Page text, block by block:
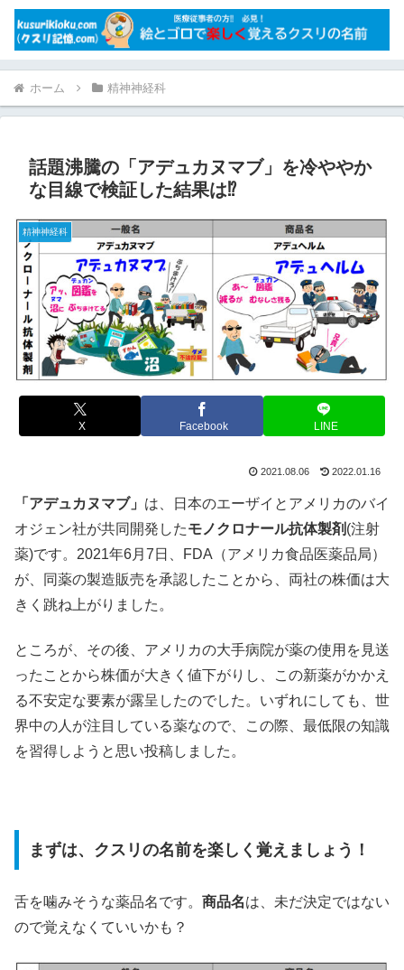
ホーム 精神神経科
話題沸騰の「アデュカヌマブ」を冷ややか
な目線で検証した結果は⁉
精神神経科
X Facebook LINE
2021.08.06 2022.01.16
「アデュカヌマブ」 は、日本のエーザイとアメリカのバイ
オジェン社が共同開発したモノクロナール抗体製剤 (注射
薬)です。2021年6月7日、FDA（アメリカ食品医薬品局）
が、同薬の製造販売を承認したことから、両社の株価は大
きく跳ね上がりました。
ところが、その後、アメリカの大手病院が薬の使用を見送
ったことから株価が大きく値下がりし、この新薬がかかえ
る不安定な要素が露呈したのでした。いずれにしても、世
界中の人が注目している薬なので、この際、最低限の知識
を習得しようと思い投稿しました。
まずは、クスリの名前を楽しく覚えましょう！
舌を噛みそうな薬品名です。 商品名は、未だ決定ではない
ので覚えなくていいかも？